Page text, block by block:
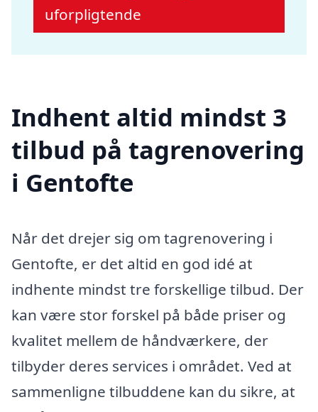
uforpligtende
Indhent altid mindst 3
tilbud på tagrenovering
i Gentofte
Når det drejer sig om tagrenovering i
Gentofte, er det altid en god idé at
indhente mindst tre forskellige tilbud. Der
kan være stor forskel på både priser og
kvalitet mellem de håndværkere, der
tilbyder deres services i området. Ved at
sammenligne tilbuddene kan du sikre, at